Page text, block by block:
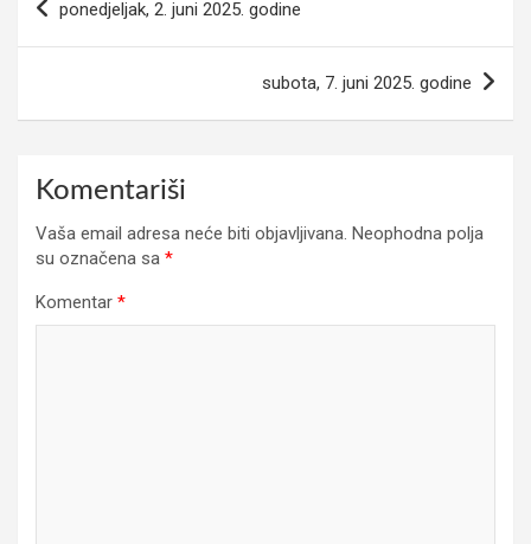
članaka
ponedjeljak, 2. juni 2025. godine
subota, 7. juni 2025. godine
Komentariši
Vaša email adresa neće biti objavljivana. Neophodna polja
su označena sa *
Komentar *